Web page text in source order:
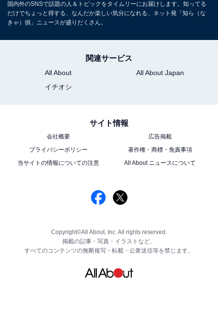
国内外のSNSで話題の人＆トピックをタイムリーにお届けします。知ってる
だけでちょっと得する、なんだか楽しい気分になれる、ネット発「知ら（な
きゃ）損」ニュースが盛りだくさん。
関連サービス
All About
All About Japan
イチオシ
サイト情報
会社概要
広告掲載
プライバシーポリシー
著作権・商標・免責事項
当サイトの情報についての注意
All About ニュースについて
Copyright©All About, Inc. All rights reserved.
掲載の記事・写真・イラストなど、
すべてのコンテンツの無断複写・転載・公衆送信等を禁じます。